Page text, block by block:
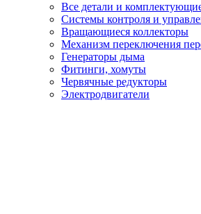
Все детали и
Системы контроля и
Вращающиеся коллекторы
Механизм переключения
Генераторы дыма
Фитинги, хомуты
Червячные редукторы
Электродвигатели